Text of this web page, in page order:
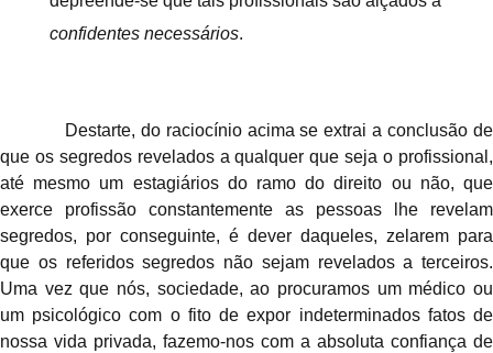
confidentes necessários.
Destarte, do raciocínio acima se extrai a conclusão de
que os segredos revelados a qualquer que seja o profissional,
até mesmo um estagiários do ramo do direito ou não, que
exerce profissão constantemente as pessoas lhe revelam
segredos, por conseguinte, é dever daqueles, zelarem para
que os referidos segredos não sejam revelados a terceiros.
Uma vez que nós, sociedade, ao procuramos um médico ou
um psicológico com o fito de expor indeterminados fatos de
nossa vida privada, fazemo-nos com a absoluta confiança de